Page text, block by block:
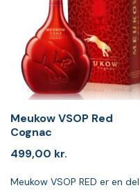
Meukow VSOP Red
Cognac
499,00 kr.
Meukow VSOP RED er en del